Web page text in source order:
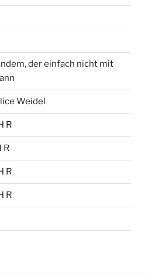
der einfach nicht mit
Weidel
R
R
R
R